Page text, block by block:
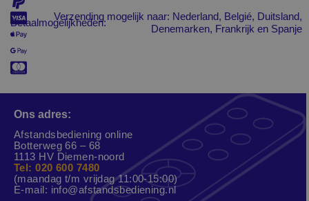
Betaalmogelijkheden:
Verzending mogelijk naar: Nederland, Belgié, Duitsland,
Denemarken, Frankrijk en Spanje
Ons adres:
Afstandsbediening online
Botterweg 66 – 68
1113 HV Diemen-noord
Tel: 020 600 7480
(maandag t/m vrijdag 11:00-15:00)
E-mail: info@afstandsbediening.nl